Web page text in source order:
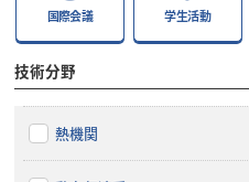
国際会議 学生活動
技術分野
熱機関